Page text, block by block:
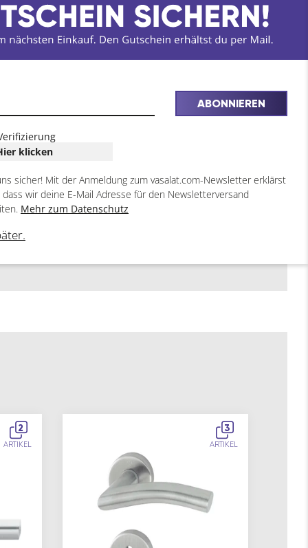
2
ARTIKEL
3
ARTIKEL
ABONNIEREN
klicken
sicher! Mit der Anmeldung zum vasalat.com-Newsletter erklärst
wir deine E-Mail Adresse für den Newsletterversand
Mehr zum Datenschutz